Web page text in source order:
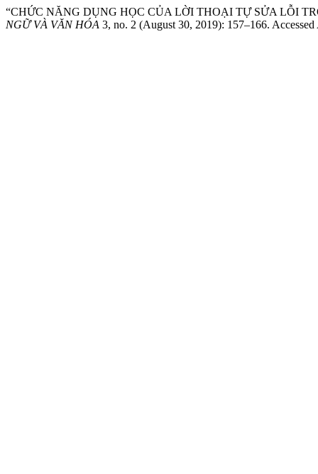
“CHỨC NĂNG DỤNG HỌC CỦA LỜI THOẠI TỰ SỬA LỖI
NGỮ VÀ VĂN HÓA 3, no. 2 (August 30, 2019): 157–166.